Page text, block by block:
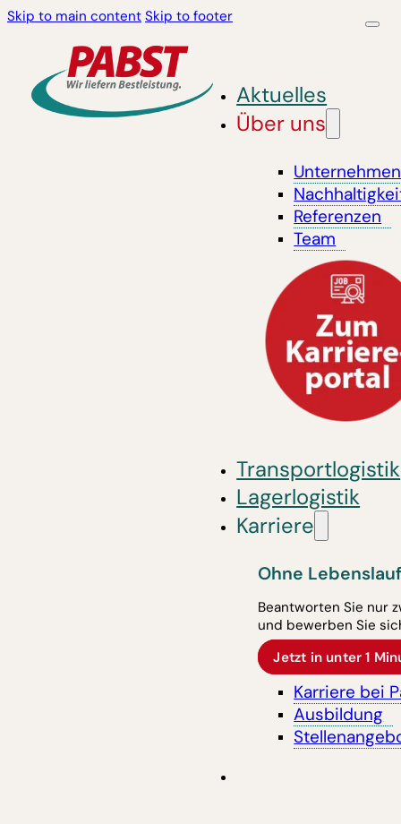
Skip to main content Skip to footer
Aktuelles
Über uns
Unternehmen
Referenzen
Team
Transportlogistik
Lagerlogistik
Karriere
Ohne
Beantworten Sie nur
und bewerben Sie
Jetzt in unter 1
Karriere bei
Ausbildung